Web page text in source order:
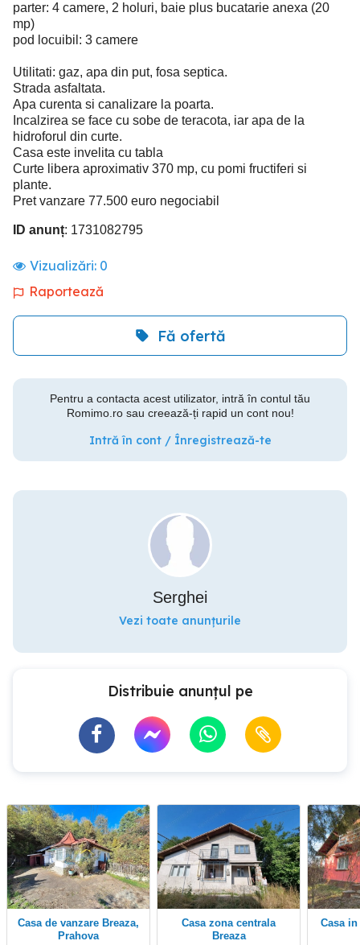
parter: 4 camere, 2 holuri, baie plus bucatarie anexa (20
mp)
pod locuibil: 3 camere
Utilitati: gaz, apa din put, fosa septica.
Strada asfaltata.
Apa curenta si canalizare la poarta.
Incalzirea se face cu sobe de teracota, iar apa de la
hidroforul din curte.
Casa este invelita cu tabla
Curte libera aproximativ 370 mp, cu pomi fructiferi si
plante.
Pret vanzare 77.500 euro negociabil
ID anunț: 1731082795
Vizualizări: 0
Raportează
Fă ofertă
Pentru a contacta acest utilizator, intră în contul tău
Romimo.ro sau creează-ți rapid un cont nou!
Intră în cont / Înregistrează-te
Serghei
Vezi toate anunțurile
Distribuie anunțul pe
Casa de vanzare Breaza,
Prahova
Casa zona centrala
Breaza
Casa